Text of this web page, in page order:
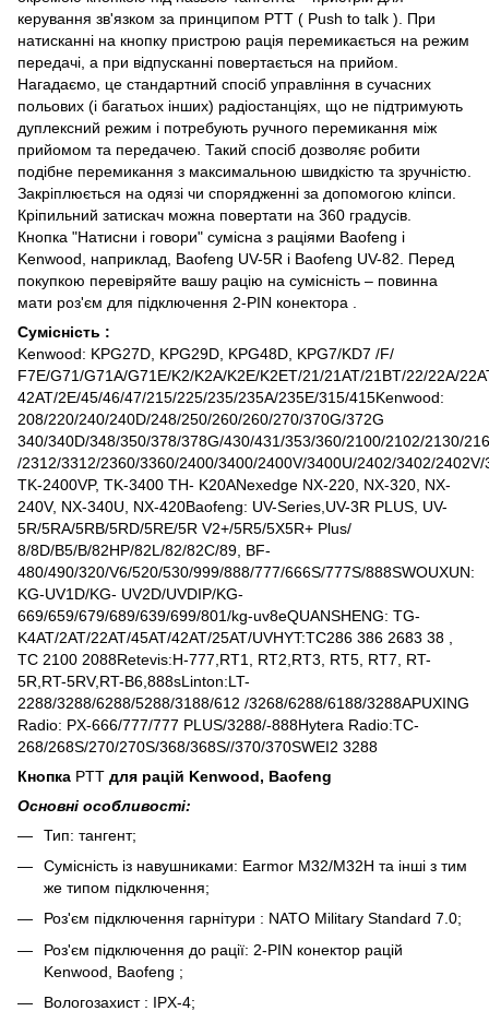
керування зв'язком за принципом PTT ( Push to talk ). При
натисканні на кнопку пристрою рація перемикається на режим
передачі, а при відпусканні повертається на прийом.
Нагадаємо, це стандартний спосіб управління в сучасних
польових (і багатьох інших) радіостанціях, що не підтримують
дуплексний режим і потребують ручного перемикання між
прийомом та передачею. Такий спосіб дозволяє робити
подібне перемикання з максимальною швидкістю та зручністю.
Закріплюється на одязі чи спорядженні за допомогою кліпси.
Кріпильний затискач можна повертати на 360 градусів.
Кнопка "Натисни і говори" сумісна з раціями Baofeng і
Kenwood, наприклад, Baofeng UV-5R і Baofeng UV-82. Перед
покупкою перевіряйте вашу рацію на сумісність – повинна
мати роз'єм для підключення 2-PIN конектора .
Сумісність :
Kenwood: KPG27D, KPG29D, KPG48D, KPG7/KD7 /F/
F7E/G71/G71A/G71E/K2/K2A/K2E/K2ET/21/21AT/21BT/22/22A/
42AT/2E/45/46/47/215/225/235/235A/235E/315/415Kenwood:
208/220/240/240D/248/250/260/260/270/370G/372G
340/340D/348/350/378/378G/430/431/353/360/2100/2102/2130/
/2312/3312/2360/3360/2400/3400/2400V/3400U/2402/3402/
TK-2400VP, TK-3400 TH- K20ANexedge NX-220, NX-320, NX-
240V, NX-340U, NX-420Baofeng: UV-Series,UV-3R PLUS, UV-
5R/5RA/5RB/5RD/5RE/5R V2+/5R5/5X5R+ Plus/
8/8D/B5/B/82HP/82L/82/82C/89, BF-
480/490/320/V6/520/530/999/888/777/666S/777S/888SWOUXUN:
KG-UV1D/KG- UV2D/UVDIP/KG-
669/659/679/689/639/699/801/kg-uv8eQUANSHENG: TG-
K4AT/2AT/22AT/45AT/42AT/25AT/UVHYT:TC286 386 2683 38 ,
TC 2100 2088Retevis:H-777,RT1, RT2,RT3, RT5, RT7, RT-
5R,RT-5RV,RT-B6,888sLinton:LT-
2288/3288/6288/5288/3188/612 /3268/6288/6188/3288APUXING
Radio: PX-666/777/777 PLUS/3288/-888Hytera Radio:TC-
268/268S/270/270S/368/368S//370/370SWEI2 3288
Кнопка PTT для рацій Kenwood, Baofeng
Основні особливості:
Тип: тангент;
Сумісність із навушниками: Earmor M32/M32H та інші з тим
же типом підключення;
Роз'єм підключення гарнітури : NATO Military Standard 7.0;
Роз'єм підключення до рації: 2-PIN конектор рацій
Kenwood, Baofeng ;
Вологозахист : IPX-4;